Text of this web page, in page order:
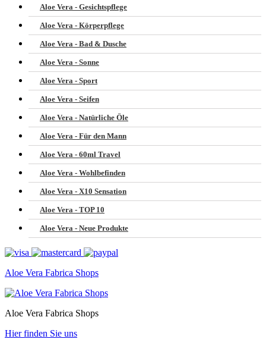
Aloe Vera - Gesichtspflege
Aloe Vera - Körperpflege
Aloe Vera - Bad & Dusche
Aloe Vera - Sonne
Aloe Vera - Sport
Aloe Vera - Seifen
Aloe Vera - Natürliche Öle
Aloe Vera - Für den Mann
Aloe Vera - 60ml Travel
Aloe Vera - Wohlbefinden
Aloe Vera - X10 Sensation
Aloe Vera - TOP 10
Aloe Vera - Neue Produkte
Aloe Vera Fabrica Shops
Aloe Vera Fabrica Shops
Hier finden Sie uns